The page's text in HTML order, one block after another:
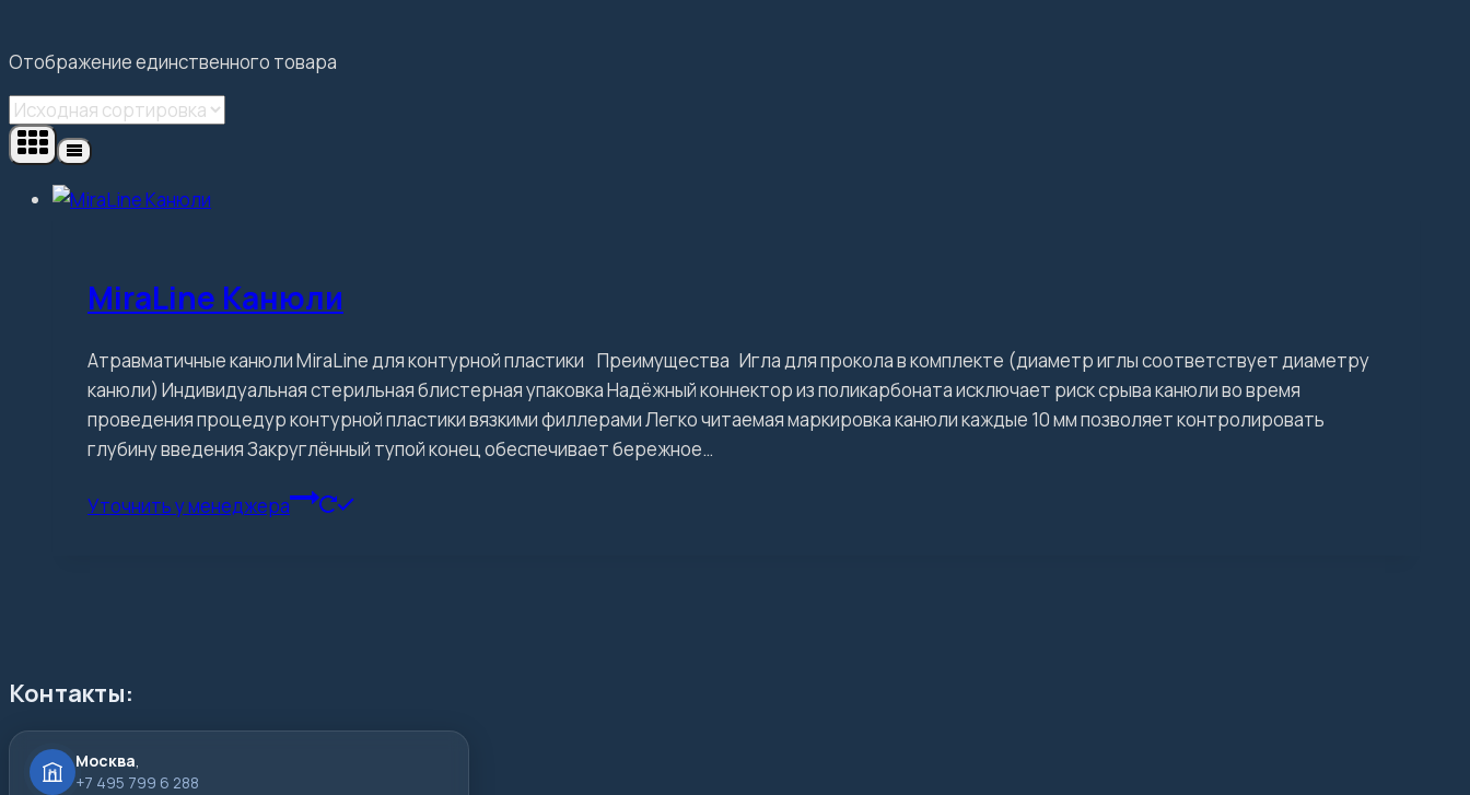
Отображение единственного товара
MiraLine Канюли
Атравматичные канюли MiraLine для контурной пластики Преимущества Игла для прокола в комплекте (диаметр иглы соответствует диаметру
канюли) Индивидуальная стерильная блистерная упаковка Надёжный коннектор из поликарбоната исключает риск срыва канюли во время
проведения процедур контурной пластики вязкими филлерами Легко читаемая маркировка канюли каждые 10 мм позволяет контролировать
глубину введения Закруглённый тупой конец обеспечивает бережное…
Уточнить у менеджера
Контакты:
Москва,
+7 495 799 6 288